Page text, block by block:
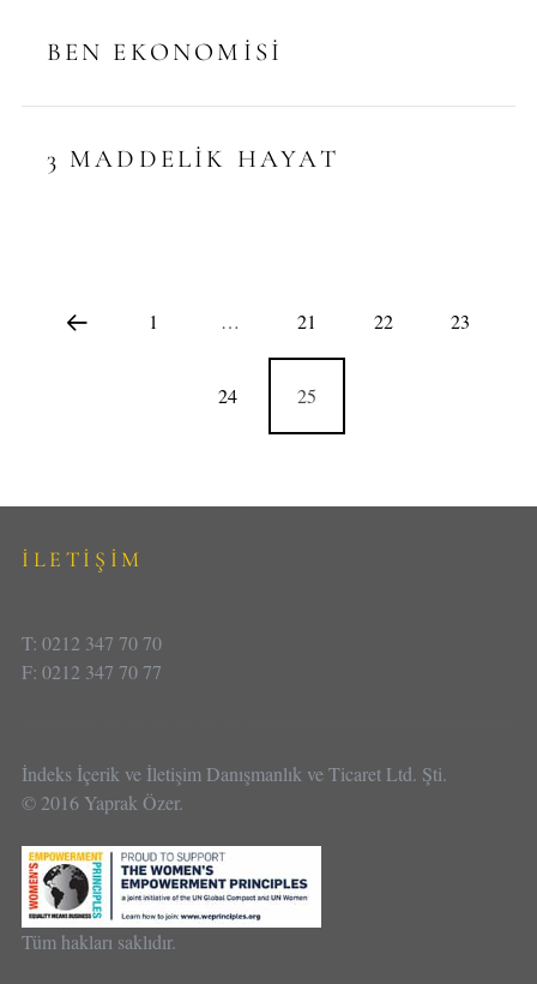
BEN EKONOMISI
3 MADDELIK HAYAT
1 … 21 22 23
24 25
İLETİŞİM
T: 0212 347 70 70
F: 0212 347 70 77
İndeks İçerik ve İletişim Danışmanlık ve Ticaret Ltd. Şti.
© 2016 Yaprak Özer.
Tüm hakları saklıdır.